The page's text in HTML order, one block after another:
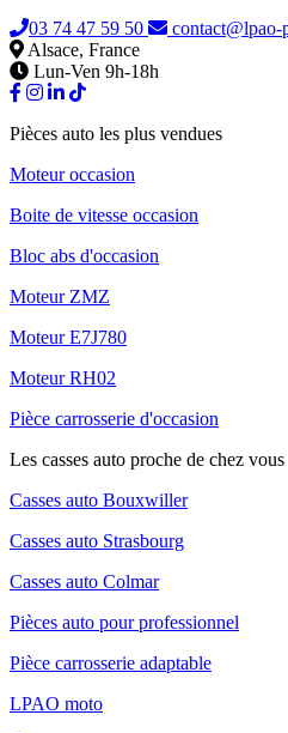
03 74 47 59 50
contact@lpao-
Alsace, France
Lun-Ven 9h-18h
Pièces auto les plus vendues
Moteur occasion
Boite de vitesse occasion
Bloc abs d'occasion
Moteur ZMZ
Moteur E7J780
Moteur RH02
Pièce carrosserie d'occasion
Les casses auto proche de chez vous
Casses auto Bouxwiller
Casses auto Strasbourg
Casses auto Colmar
Pièces auto pour professionnel
Pièce carrosserie adaptable
LPAO moto